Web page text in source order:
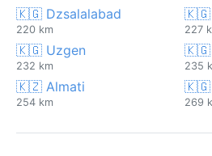
🇰🇬 Dzsalalabad
220 km
🇰🇬
227
🇰🇬 Uzgen
232 km
🇰🇬
235
🇰🇿 Almati
254 km
🇰🇬
269